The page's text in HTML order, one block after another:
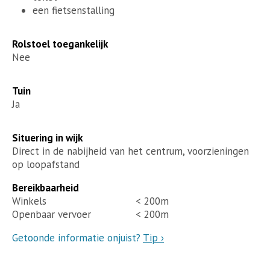
een fietsenstalling
Rolstoel toegankelijk
Nee
Tuin
Ja
Situering in wijk
Direct in de nabijheid van het centrum, voorzieningen
op loopafstand
Bereikbaarheid
Winkels
< 200m
Openbaar vervoer
< 200m
Getoonde informatie onjuist? Tip ›